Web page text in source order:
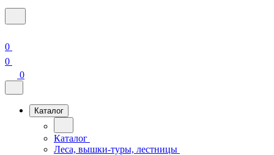
0
0
0
Каталог
Каталог
Леса, вышки-туры, лестницы